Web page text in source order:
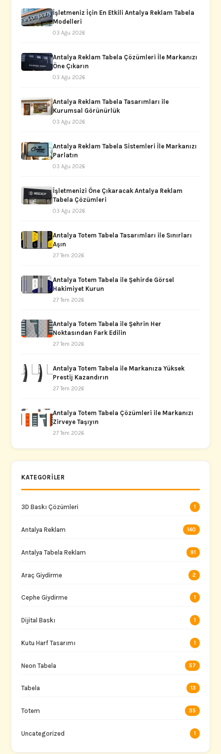
İşletmeniz İçin En Etkili Antalya Reklam Tabela
Modelleri
03 Ağu 2026
Antalya Reklam Tabela Çözümleri İle Markanızı
Öne Çıkarın
03 Ağu 2026
Antalya Reklam Tabela Tasarımları ile
Kurumsal Görünürlük
03 Ağu 2026
Antalya Reklam Tabela Sistemleri İle Markanızı
Parlatın
03 Ağu 2026
İşletmenizi Öne Çıkaracak Antalya Reklam
Tabela Çözümleri
03 Ağu 2026
Antalya Totem Tabela Tasarımları ile Sınırları
Aşın
27 Tem 2026
Antalya Totem Tabela ile Şehirde Görsel
Hakimiyet Kurun
27 Tem 2026
Antalya Totem Tabela ile Şehrin Her
Noktasından Fark Edilin
27 Tem 2026
Antalya Totem Tabela ile Markanıza Yüksek
Prestij Kazandırın
27 Tem 2026
Antalya Totem Tabela Çözümleri ile Markanızı
Zirveye Taşıyın
27 Tem 2026
KATEGORILER
3D Baskı Çözümleri 1
Antalya Reklam 140
Antalya Tabela Reklam 91
Araç Giydirme 2
Cephe Giydirme 1
Dijital Baskı 1
Kutu Harf Tasarımı 1
Neon Tabela 57
Tabela 13
Totem 35
Uncategorized 1